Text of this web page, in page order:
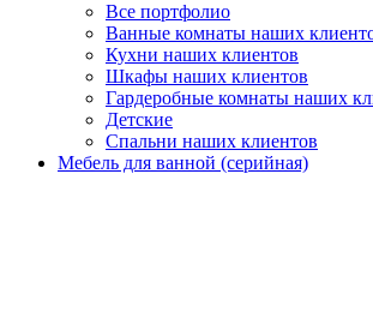
Все портфолио
Ванные комнаты наших
Кухни наших клиентов
Шкафы наших клиентов
Гардеробные комнаты наших
Детские
Спальни наших клиентов
Мебель для ванной (серийная)